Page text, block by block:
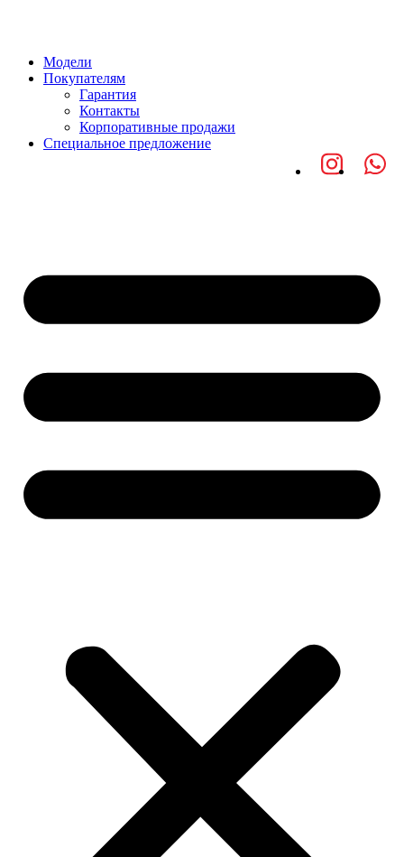
contentМодели
Покупателям
Гарантия
Контакты
Корпоративные продажи
Специальное предложение